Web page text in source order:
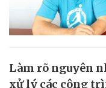
Làm rõ nguyên
xử lý các công